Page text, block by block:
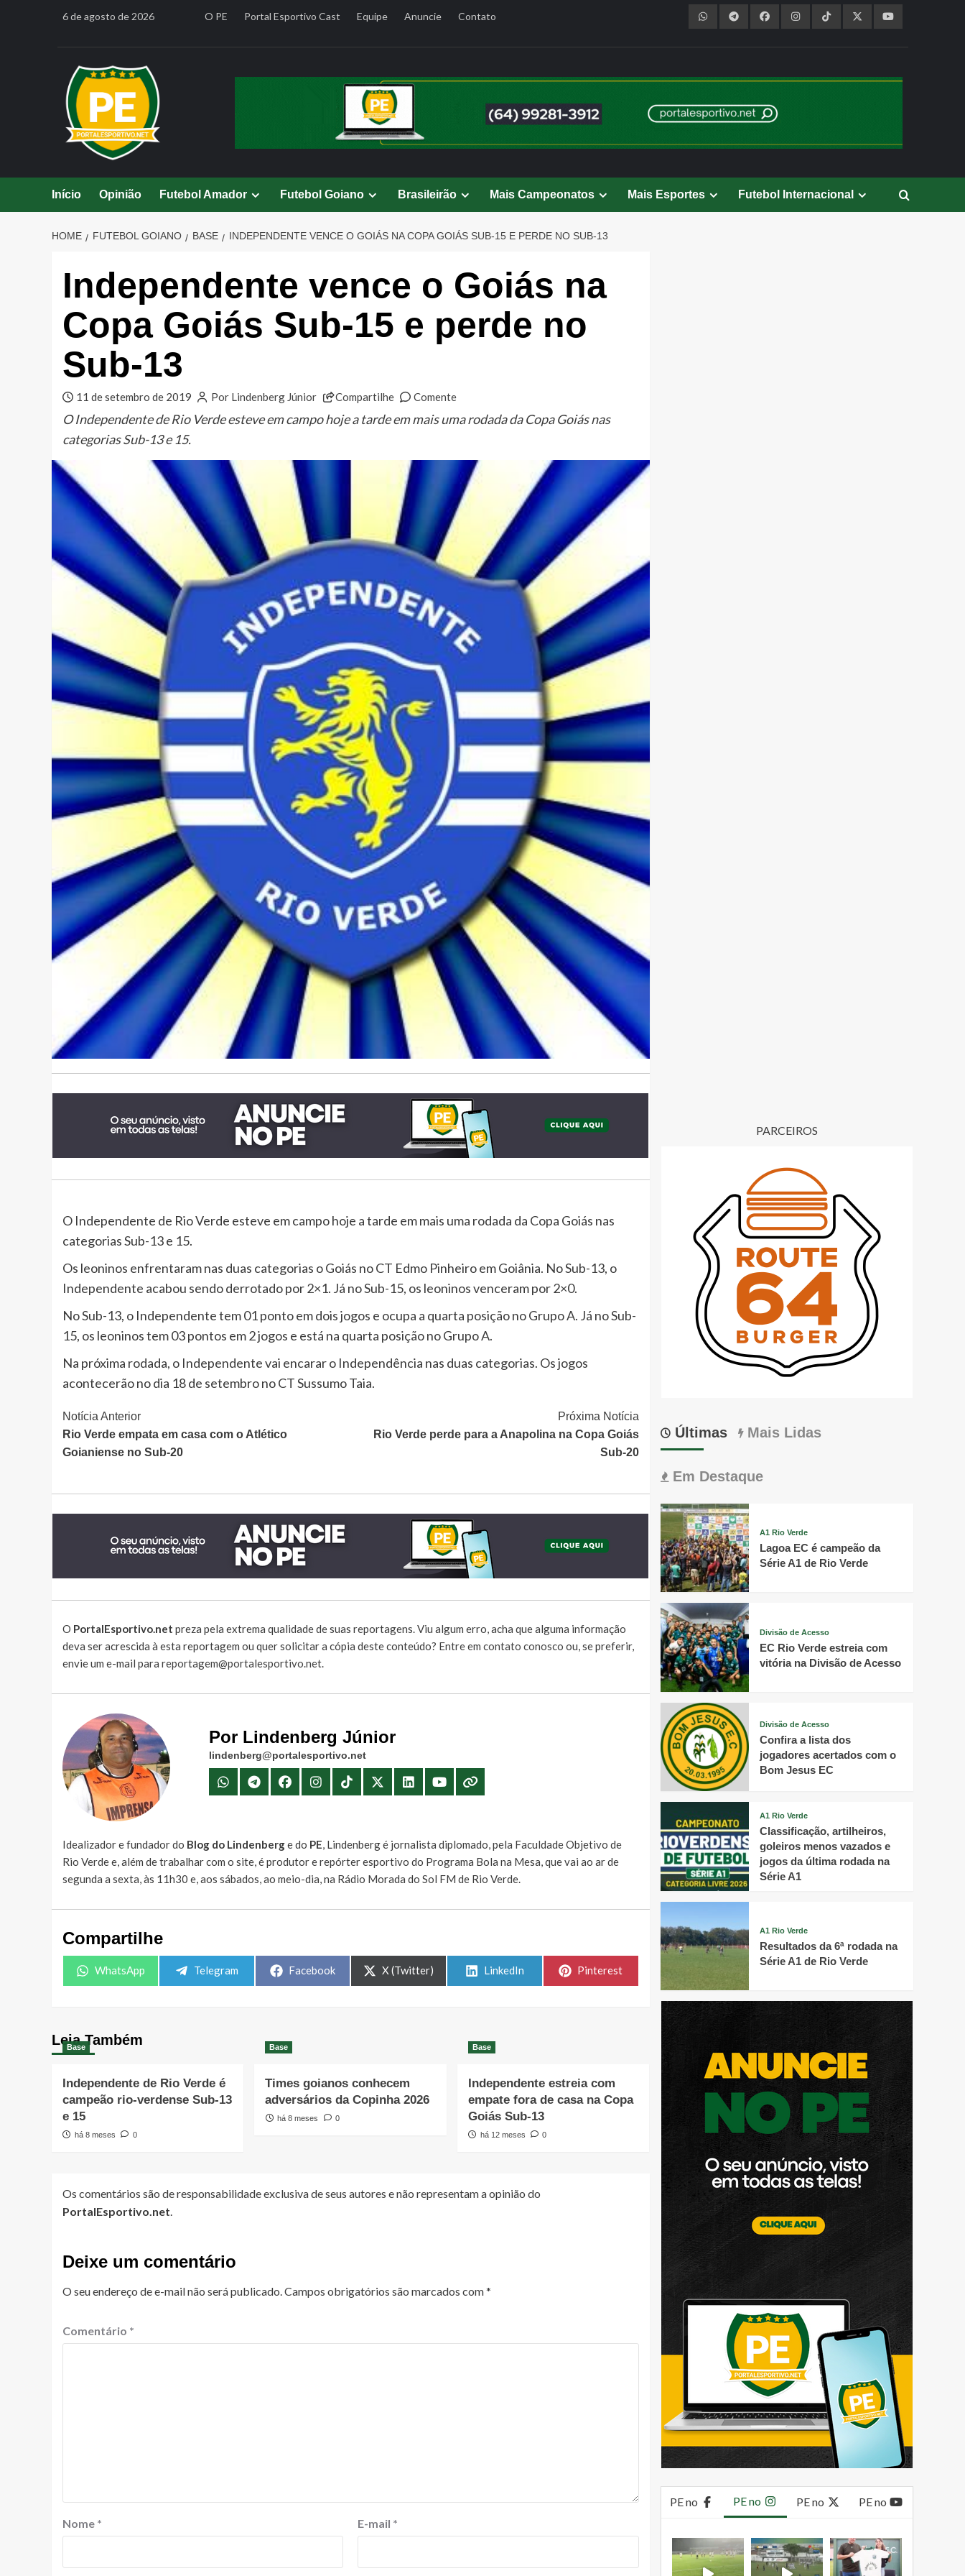
6 de agosto de 2026 O PE Portal Esportivo Cast Equipe Anuncie Contato
Início Opinião Futebol Amador Futebol Goiano Brasileirão Mais Campeonatos Mais Esportes Futebol Internacional
HOME FUTEBOL GOIANO BASE INDEPENDENTE VENCE O GOIÁS NA COPA GOIÁS SUB-15 E PERDE NO SUB-13
Independente vence o Goiás na
Copa Goiás Sub-15 e perde no
Sub-13
11 de setembro de 2019 Por Lindenberg Júnior Compartilhe Comente
O Independente de Rio Verde esteve em campo hoje a tarde em mais uma rodada da Copa Goiás nas
categorias Sub-13 e 15.
O Independente de Rio Verde esteve em campo hoje a tarde em mais uma rodada da Copa Goiás nas
categorias Sub-13 e 15.
Os leoninos enfrentaram nas duas categorias o Goiás no CT Edmo Pinheiro em Goiânia. No Sub-13, o
Independente acabou sendo derrotado por 2×1. Já no Sub-15, os leoninos venceram por 2×0.
No Sub-13, o Independente tem 01 ponto em dois jogos e ocupa a quarta posição no Grupo A. Já no Sub-
15, os leoninos tem 03 pontos em 2 jogos e está na quarta posição no Grupo A.
Na próxima rodada, o Independente vai encarar o Independência nas duas categorias. Os jogos
acontecerão no dia 18 de setembro no CT Sussumo Taia.
Continue
Lendo
Notícia Anterior
Rio Verde empata em casa com o Atlético
Goianiense no Sub-20
Próxima Notícia
Rio Verde perde para a Anapolina na Copa Goiás
Sub-20
O PortalEsportivo.net preza pela extrema qualidade de suas reportagens. Viu algum erro, acha que alguma informação
deva ser acrescida à esta reportagem ou quer solicitar a cópia deste conteúdo? Entre em contato conosco ou, se preferir,
envie um e-mail para reportagem@portalesportivo.net.
Por Lindenberg Júnior
lindenberg@portalesportivo.net
Idealizador e fundador do Blog do Lindenberge do PE, Lindenberg é jornalista diplomado, pela Faculdade Objetivo de
Rio Verde e, além de trabalhar com o site, é produtor e repórter esportivo do Programa Bola na Mesa, que vai ao ar de
segunda a sexta, às 11h30 e, aos sábados, ao meio-dia, na Rádio Morada do Sol FM de Rio Verde.
Compartilhe
Share
WhatsApp
Share
Telegram
Share
Facebook
Share
on
X (Twitter)
Share
LinkedIn
Share
Pinterest
Leia Também
Base
Independente de Rio Verde é
campeão rio-verdense Sub-13
e 15
há 8 meses 0
Base
Times goianos conhecem
adversários da Copinha 2026
há 8 meses 0
Base
Independente estreia com
empate fora de casa na Copa
Goiás Sub-13
há 12 meses 0
Os comentários são de responsabilidade exclusiva de seus autores e não representam a opinião do
PortalEsportivo.net
Deixe um comentário
O seu endereço de e-mail não será publicado. Campos obrigatórios são marcados com*
Comentário *
Nome * E-mail *
PARCEIROS
Últimas Mais Lidas
Em Destaque
A1 Rio Verde
Lagoa EC é campeão da
Série A1 de Rio Verde
Divisão de Acesso
EC Rio Verde estreia com
vitória na Divisão de Acesso
Divisão de Acesso
Confira a lista dos
jogadores acertados com o
Bom Jesus EC
A1 Rio Verde
Classificação, artilheiros,
goleiros menos vazados e
jogos da última rodada na
Série A1
A1 Rio Verde
Resultados da 6ª rodada na
Série A1 de Rio Verde
PE no PE no PE no PE no